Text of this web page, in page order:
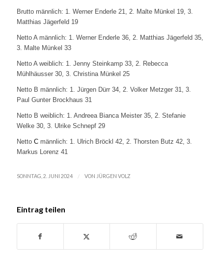
Brutto männlich: 1. Werner Enderle 21, 2. Malte Münkel 19, 3.
Matthias Jägerfeld 19
Netto A männlich: 1. Werner Enderle 36, 2. Matthias Jägerfeld 35,
3. Malte Münkel 33
Netto A weiblich: 1. Jenny Steinkamp 33, 2. Rebecca
Mühlhäusser 30, 3. Christina Münkel 25
Netto B männlich: 1. Jürgen Dürr 34, 2. Volker Metzger 31, 3.
Paul Gunter Brockhaus 31
Netto B weiblich: 1. Andreea Bianca Meister 35, 2. Stefanie
Welke 30, 3. Ulrike Schnepf 29
Netto Cmännlich: 1. Ulrich Bröckl 42, 2. Thorsten Butz 42, 3.
Markus Lorenz 41
SONNTAG, 2. JUNI 2024 / VON JÜRGEN VOLZ
Eintrag teilen